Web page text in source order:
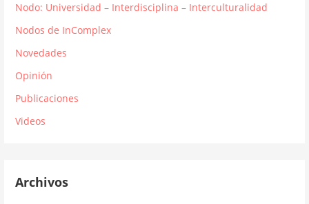
Nodo: Universidad – Interdisciplina – Interculturalidad
Nodos de InComplex
Novedades
Opinión
Publicaciones
Videos
Archivos